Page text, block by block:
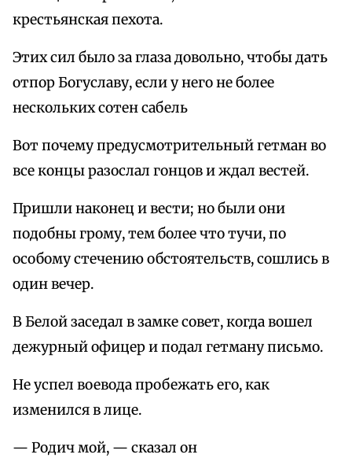
крестьянская пехота.
Этих сил было за глаза довольно, чтобы дать
отпор Богуславу, если у него не более
нескольких сотен сабель
Вот почему предусмотрительный гетман во
все концы разослал гонцов и ждал вестей.
Пришли наконец и вести; но были они
подобны грому, тем более что тучи, по
особому стечению обстоятельств, сошлись в
один вечер.
В Белой заседал в замке совет, когда вошел
дежурный офицер и подал гетману письмо.
Не успел воевода пробежать его, как
изменился в лице.
— Родич мой, — сказал он